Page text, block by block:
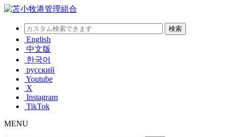
English
中文版
한국어
русский
Youtube
X
Instagram
TikTok
MENU